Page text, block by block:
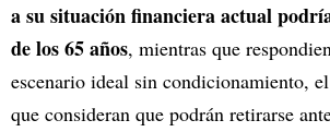
a su situación financiera actual
de los 65 años, mientras que
escenario ideal sin condicionamiento,
que consideran que podrán retirarse